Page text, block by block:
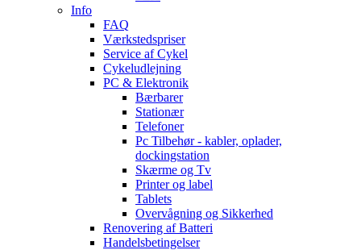
Info
FAQ
Værkstedspriser
Service af Cykel
Cykeludlejning
PC & Elektronik
Bærbarer
Stationær
Telefoner
Pc Tilbehør - kabler, oplader,
dockingstation
Skærme og Tv
Printer og label
Tablets
Overvågning og Sikkerhed
Renovering af Batteri
Handelsbetingelser